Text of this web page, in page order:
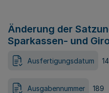
Änderung der
Sparkassen- und
Ausfertigungsdatum
Ausgabennummer 189